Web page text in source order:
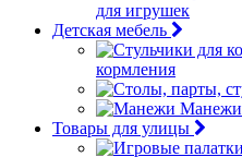
для игрушек
Детская мебель
кормления
Манежи
Товары для улицы